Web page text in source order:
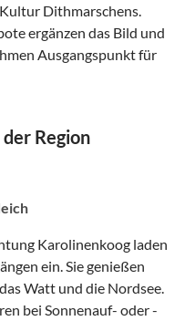
Dithmarschens.
ergänzen das Bild und
Ausgangspunkt für
Region
Karolinenkoog laden
ein. Sie genießen
Watt und die Nordsee.
bei Sonnenauf- oder -